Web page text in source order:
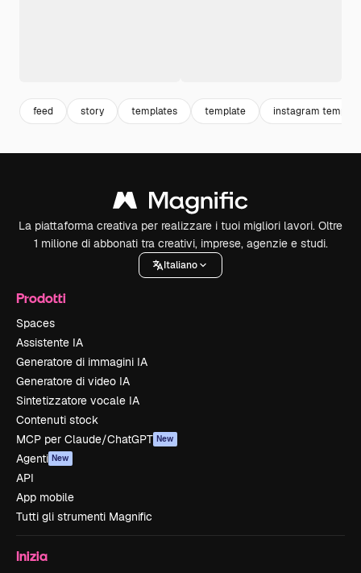
feed story templates template instagram
La piattaforma creativa per realizzare i tuoi migliori lavori. Oltre
1 milione di abbonati tra creativi, imprese, agenzie e studi.
Italiano
Prodotti
Spaces
Assistente IA
Generatore di immagini IA
Generatore di video IA
Sintetizzatore vocale IA
Contenuti stock
MCP per Claude/ChatGPT New
Agenti New
API
App mobile
Tutti gli strumenti Magnific
Inizia